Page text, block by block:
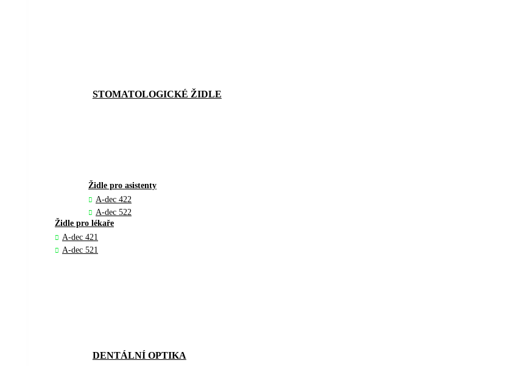
STOMATOLOGICKÉ ŽIDLE
Židle pro asistenty
A-dec 422
A-dec 522
Židle pro lékaře
A-dec 421
A-dec 521
DENTÁLNÍ OPTIKA